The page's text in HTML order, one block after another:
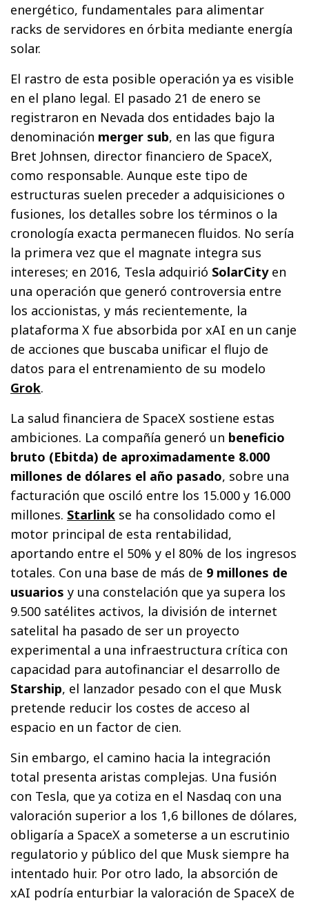
energético, fundamentales para alimentar
racks de servidores en órbita mediante energía
solar.
El rastro de esta posible operación ya es visible
en el plano legal. El pasado 21 de enero se
registraron en Nevada dos entidades bajo la
denominación merger sub, en las que figura
Bret Johnsen, director financiero de SpaceX,
como responsable. Aunque este tipo de
estructuras suelen preceder a adquisiciones o
fusiones, los detalles sobre los términos o la
cronología exacta permanecen fluidos. No sería
la primera vez que el magnate integra sus
intereses; en 2016, Tesla adquirió SolarCityen
una operación que generó controversia entre
los accionistas, y más recientemente, la
plataforma X fue absorbida por xAI en un canje
de acciones que buscaba unificar el flujo de
datos para el entrenamiento de su modelo
Grok.
La salud financiera de SpaceX sostiene estas
ambiciones. La compañía generó un beneficio
bruto (Ebitda) de aproximadamente 8.000
millones de dólares el año pasado, sobre una
facturación que osciló entre los 15.000 y 16.000
millones. Starlink se ha consolidado como el
motor principal de esta rentabilidad,
aportando entre el 50% y el 80% de los ingresos
totales. Con una base de más de 9 millones de
usuarios y una constelación que ya supera los
9.500 satélites activos, la división de internet
satelital ha pasado de ser un proyecto
experimental a una infraestructura crítica con
capacidad para autofinanciar el desarrollo de
Starship, el lanzador pesado con el que Musk
pretende reducir los costes de acceso al
espacio en un factor de cien.
Sin embargo, el camino hacia la integración
total presenta aristas complejas. Una fusión
con Tesla, que ya cotiza en el Nasdaq con una
valoración superior a los 1,6 billones de dólares,
obligaría a SpaceX a someterse a un escrutinio
regulatorio y público del que Musk siempre ha
intentado huir. Por otro lado, la absorción de
xAI podría enturbiar la valoración de SpaceX de